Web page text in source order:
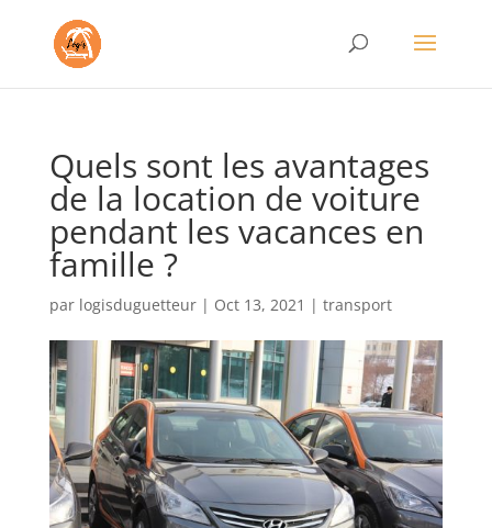
Quels sont les avantages
de la location de voiture
pendant les vacances en
famille ?
par logisduguetteur| Oct 13, 2021 | transport